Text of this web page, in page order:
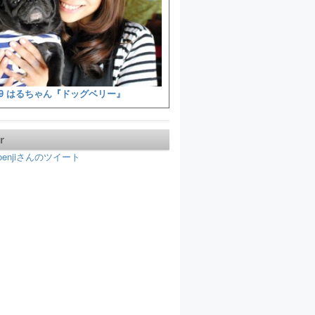
はるちゃん『ドッグベリー』
さんのツイート